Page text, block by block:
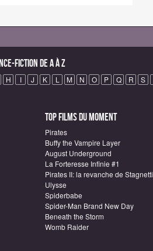
fiction de A à Z
H I J K L M N O P Q R S
Top Films du moment
Pirates
Buffy the Vampire Layer
August Underground
La Forteresse Infinie #1
Pirates II: la revanche de Stagnetti
Ulysse
Spiderbabe
Spider-Man Brand New Day
Beneath the Storm
Womb Raider